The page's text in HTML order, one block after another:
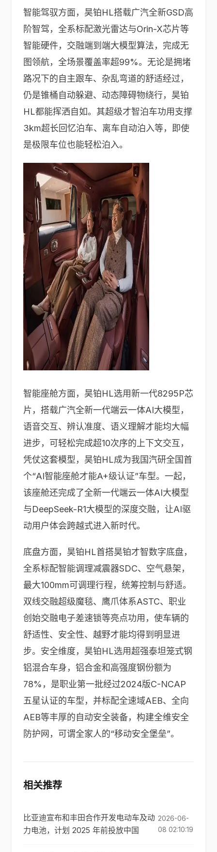
智能驾驭方面，昊铂HL搭载广汽全新GSD高
阶智驾，全系标配激光雷达与Orin-X芯片等
智能硬件，交融端到端大模型算法，完成无
图领航，全场景覆盖率超99%。无论是拥堵
路况下的自主跟车、杂乱弯道的舒适经过，
仍是锥桶自动躲避、动态障碍物绕行，昊铂
HL都能挥洒自如。其超级才智泊车功用支撑
3km超长回忆泊车、离车自动泊入等，即使
是极限车位也能轻松泊入。
智能座舱方面，昊铂HL选用新一代8295P芯
片，搭载广汽全新一代端云一体AI大模型，
语音交互、辨认准度、语义理解才能均大幅
进步，可轻松完成超10次序的上下文交互，
凭仗这套模型，昊铂HL成为我国汽研全国首
个“AI智能座舱才能A+级认证”车型。一起，
该座舱还完成了全新一代端云一体AI大模型
与DeepSeek-R1大模型的深度交融，让AI驱
动用户体会跨越式进入新时代。
底盘方面，昊铂HL首搭昊铂才智数字底盘，
全系标配智能调理减震器SDC、空气悬架，
最大100mm可调理行程，统筹控制与舒适。
双线交融超级魔毯、鹰爪体系ASTC、职业
创始交融电子差速锁等亮点功用，使车辆的
舒适性、安全性、越野才能均得到明显进
步。安全维度，昊铂HL选用超强泰坦笼式钢
铝混合车身，铝合金和高强度钢份额为
78%，是职业第一批经过2024版C-NCAP
五星认证的车型，并标配全速域AEB、全向
AEB等丰厚的自动安全装备，构建全维安全
防护网，可谓全家人的“移动安全堡垒”。
相关推荐
比亚迪宣布和丰田合作开发电动车及动
力电池，计划 2025 年前投放中国
2026-06-
08 02:10:19